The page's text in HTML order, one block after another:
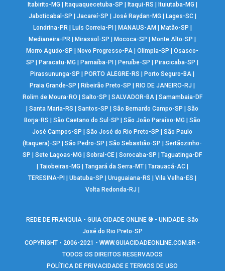
Itabirito-MG | Itaquaquecetuba-SP | Itaqui-RS | Ituiutaba-MG |
Jaboticabal-SP | Jacareí-SP | José Raydan-MG | Lages-SC|
Londrina-PR | Luís Correia-PI | MANAUS-AM | Matão-SP |
Medianeira-PR |Mirassol-SP |Mococa-SP |Monte Alto-SP |
Morro Agudo-SP |Novo Progresso-PA |Olímpia-SP |Osasco-
SP |Paracatu-MG |Parnaíba-PI |Peruíbe-SP |Piracicaba-SP |
Pirassununga-SP |PORTO ALEGRE-RS |Porto Seguro-BA |
Praia Grande-SP |Ribeirão Preto-SP |RIO DE JANEIRO-RJ |
Rolim de Moura-RO | Salto-SP | SALVADOR-BA| Samambaia-DF
|Santa Maria-RS |Santos-SP |São Bernardo Campo-SP |São
Borja-RS |São Caetano do Sul-SP |São João Paraíso-MG |São
José Campos-SP |São José do Rio Preto-SP |São Paulo
(Itaquera)-SP |São Pedro-SP |São Sebastião-SP |Sertãozinho-
SP |Sete Lagoas-MG |Sobral-CE |Sorocaba-SP |Taguatinga-DF
| Taiobeiras-MG | Tangará da Serra-MT| Tarauacá-AC|
TERESINA-PI |Ubatuba-SP |Uruguaiana-RS |Vila Velha-ES |
Volta Redonda-RJ |
REDE DE FRANQUIA - GUIA CIDADE ONLINE ® - UNIDADE: São
José do Rio Preto-SP
COPYRIGHT • 2006-2021 -WWW.GUIACIDADEONLINE.COM.BR -
TODOS OS DIREITOS RESERVADOS
POLÍTICA DE PRIVACIDADE E TERMOS DE USO